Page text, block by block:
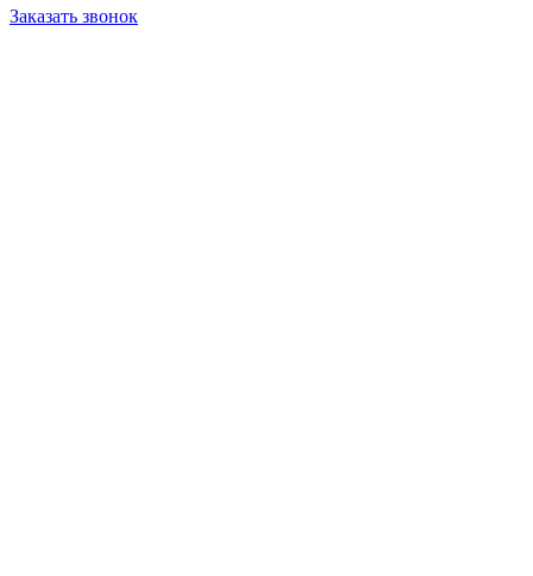
Заказать звонок